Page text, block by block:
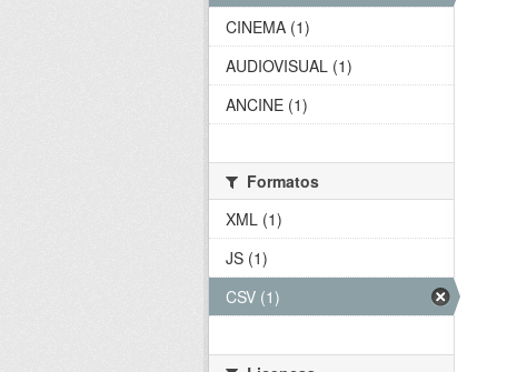
CINEMA (1)
AUDIOVISUAL (1)
ANCINE (1)
Formatos
XML (1)
JS (1)
CSV (1)